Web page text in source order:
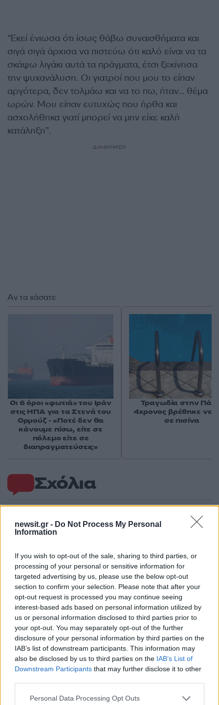
newsit.gr - Do Not Process My Personal
Information
If you wish to opt-out of the sale, sharing to third parties, or
processing of your personal or sensitive information for
targeted advertising by us, please use the below opt-out
section to confirm your selection. Please note that after your
opt-out request is processed you may continue seeing
interest-based ads based on personal information utilized by
us or personal information disclosed to third parties prior to
your opt-out. You may separately opt-out of the further
disclosure of your personal information by third parties on the
IAB’s list of downstream participants. This information may
also be disclosed by us to third parties on the IAB’s List of
Downstream Participants that may further disclose it to other
Please note that this website/app uses one or more Google
Personal Data Processing Opt Outs
“Εκεί ένιωσα ότι ίσως θάβω συναισθήματα και
σιγά σιγά άρχισα να πιστεύω ότι καλό είναι να τα
σκάψω λιγάκι αυτά τα πράγματα, έτσι ξεκίνησα
την ψυχανάλυση. Οι γιατροί που μου το είπαν
αργότερα, δεν τολμάω και να το πω, ήταν… θέμα
ωρών. Μου είπαν ευτυχώς που ήρθα και
ασχολήθηκα γιατί μπορεί να μην είχε καλή
κατάληξη”.
ΔΙΑΦΗΜΙΣΗ
Σχόλια
50 /50
2000 /2000
Υποβολή σχολίου
Όροι Χρήσης
. Το site προστατεύεται από reCAPTCHA, ισχύουν
Πολιτική Απορρήτου&Όροι Χρήσηςτης Google.
ΠΑΥΛΟΣ ΣΤΑΜΑΤΟΠΟΥΛΟΣ
Αν τα χάσατε
Οι 6 όροι «φωτιά» του Ιράν
στις ΗΠΑ για τα Στενά του
Ορμούζ - «Ποτέ δεν θα
κάνουμε πίσω, είτε σε
πόλεμο είτε σε
διαπραγματεύσεις»
Τραγωδία στην
4χρονος βρέθηκε
σε πισίνα